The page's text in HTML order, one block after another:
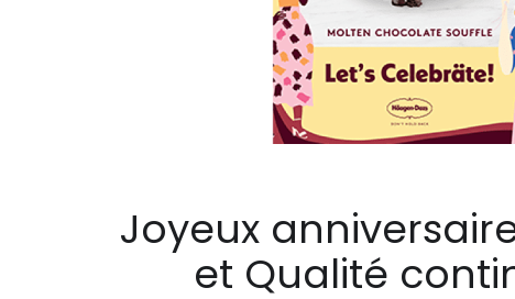
Joyeux
et Qualité